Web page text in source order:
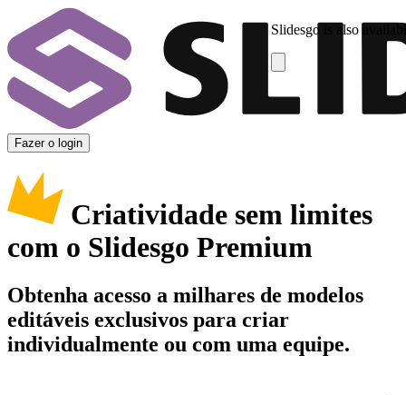
Slidesgo is also
Fazer o login
Criatividade sem limites
com o Slidesgo Premium
Obtenha acesso a milhares de modelos
editáveis exclusivos para criar
individualmente ou com uma equipe.